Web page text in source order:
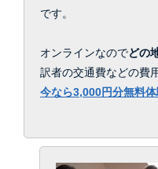
です。
オンラインなのでどの
訳者の交通費などの費
今なら3,000円分無料